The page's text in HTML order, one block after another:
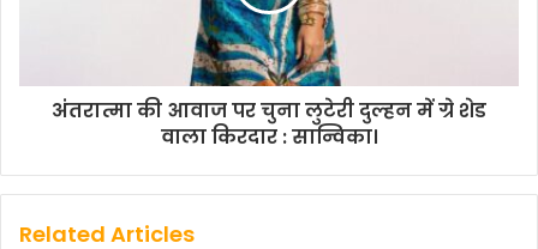
अंतरात्मा की आवाज पर चुना लुटेरी दुल्हन में ग्रे शेड
वाला किरदार : सान्विका।
Related Articles